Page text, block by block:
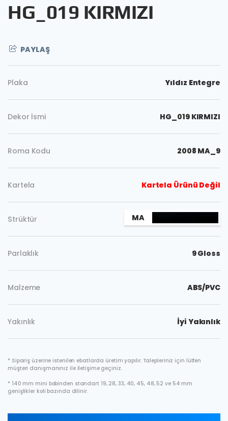
HG_019 KIRMIZI
PAYLAŞ
Plaka Yıldız Entegre
Dekor İsmi HG_019 KIRMIZI
Roma Kodu 2008 MA_9
Kartela Kartela Ürünü Değil
Strüktür MA
Parlaklık 9 Gloss
Malzeme ABS/PVC
Yakınlık İyi Yakınlık
* Sipariş üzerine istenilen ebatlarda üretim yapılır. Talepleriniz için lütfen
müşteri danışmanınız ile iletişime geçiniz.
* 140 mm mini bobinden standart 19, 28, 33, 40, 45, 48, 52 ve 54 mm
genişlikler koli bazında dilinir.